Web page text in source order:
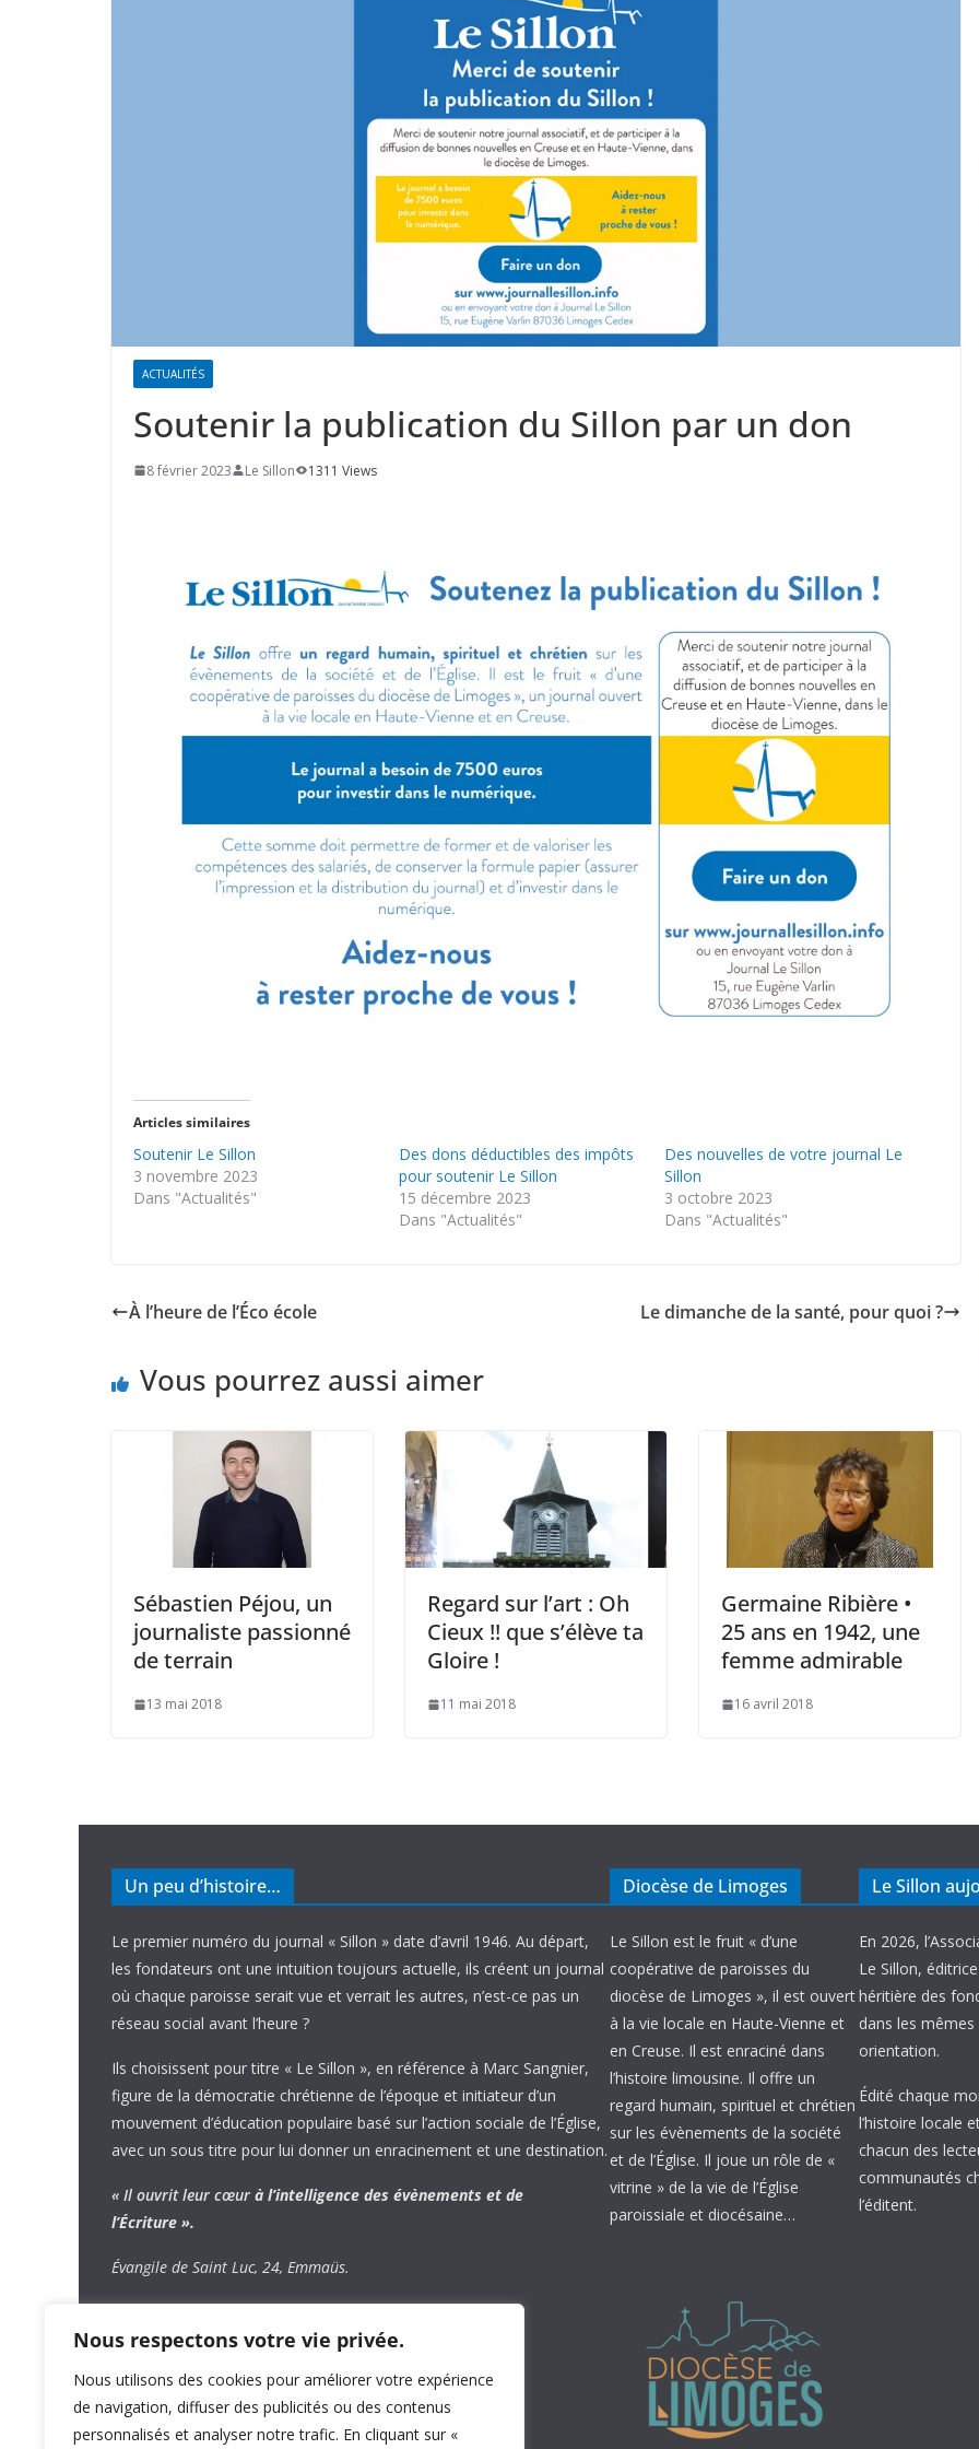
Nous respectons votre vie privée.
Nous utilisons des cookies pour améliorer votre expérience
de navigation, diffuser des publicités ou des contenus
personnalisés et analyser notre trafic. En cliquant sur «
ACTUALITÉS
Soutenir la publication du Sillon par un don
8 février 2023 Le Sillon 1311 Views
Articles similaires
Soutenir Le Sillon
3 novembre 2023
Dans "Actualités"
Des dons déductibles des impôts
pour soutenir Le Sillon
15 décembre 2023
Dans "Actualités"
Des nouvelles de votre journal Le
Sillon
3 octobre 2023
Dans "Actualités"
À l’heure de l’Éco école Le dimanche de la santé, pour quoi ?
Vous pourrez aussi aimer
Sébastien Péjou, un
journaliste passionné
de terrain
13 mai 2018
Regard sur l’art : Oh
Cieux !! que s’élève ta
Gloire !
11 mai 2018
Germaine Ribière •
25 ans en 1942, une
femme admirable
16 avril 2018
Un peu d’histoire…
Le premier numéro du journal « Sillon » date d’avril 1946. Au départ,
les fondateurs ont une intuition toujours actuelle, ils créent un journal
où chaque paroisse serait vue et verrait les autres, n’est-ce pas un
réseau social avant l’heure ?
Ils choisissent pour titre « Le Sillon », en référence à Marc Sangnier,
figure de la démocratie chrétienne de l’époque et initiateur d’un
mouvement d’éducation populaire basé sur l’action sociale de l’Église,
avec un sous titre pour lui donner un enracinement et une destination.
« Il ouvrit leur cœur à l’intelligence des évènements et de
l’Écriture ».
Évangile de Saint Luc, 24, Emmaüs.
Diocèse de Limoges
Le Sillon est le fruit « d’une
coopérative de paroisses du
diocèse de Limoges », il est ouvert
à la vie locale en Haute-Vienne et
en Creuse. Il est enraciné dans
l’histoire limousine. Il offre un
regard humain, spirituel et chrétien
sur les évènements de la société
et de l’Église. Il joue un rôle de «
vitrine » de la vie de l’Église
paroissiale et diocésaine…
Le Sillon
En 2026,
Le Sillon,
héritière des
dans les
orientation.
Édité chaque
l’histoire locale
chacun des
communautés
l’éditent.